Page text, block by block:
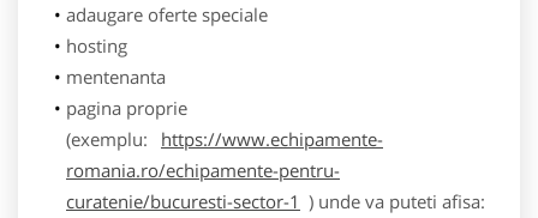
adaugare oferte speciale
hosting
mentenanta
pagina proprie
(exemplu:
https://www.echipamente-
romania.ro/echipamente-pentru-
curatenie/bucuresti-sector-1 ) unde va puteti afisa: